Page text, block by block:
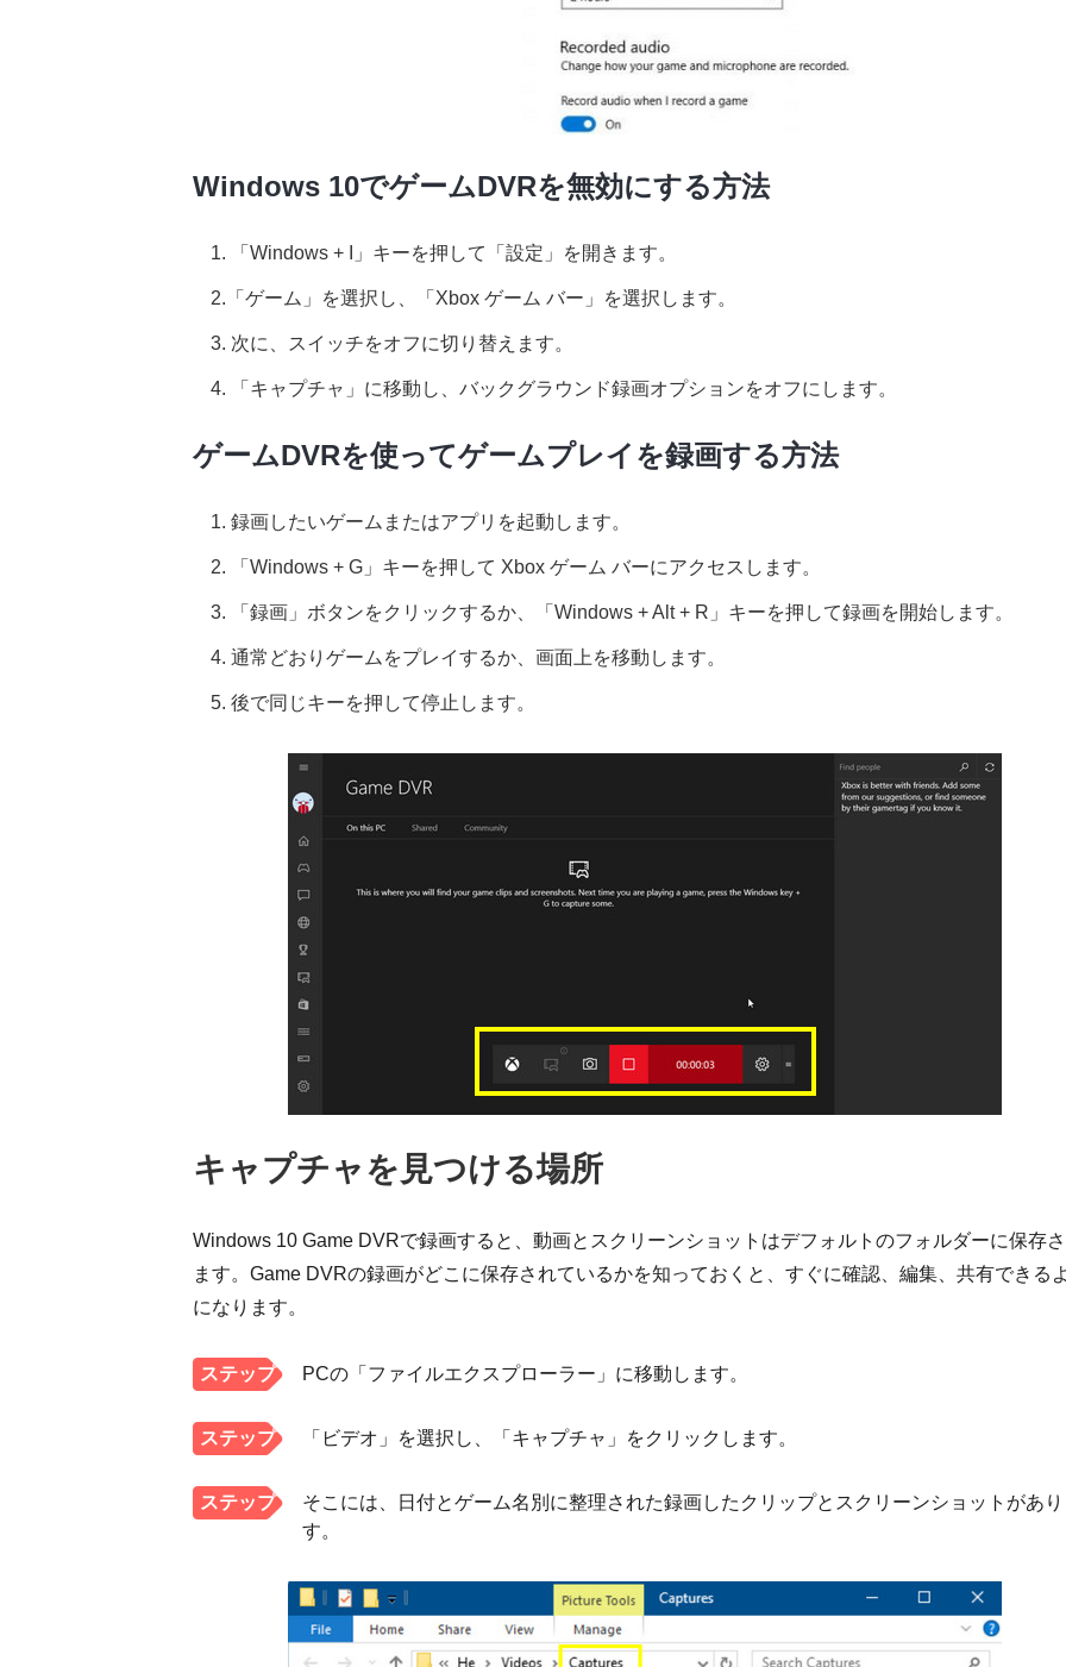
Windows 10でゲームDVRを無効にする方法
1. 「Windows + I」キーを押して「設定」を開きます。
2.「ゲーム」を選択し、「Xbox ゲーム バー」を選択します。
3. 次に、スイッチをオフに切り替えます。
4. 「キャプチャ」に移動し、バックグラウンド録画オプションをオフにします。
ゲームDVRを使ってゲームプレイを録画する方法
1. 録画したいゲームまたはアプリを起動します。
2. 「Windows + G」キーを押して Xbox ゲーム バーにアクセスします。
3. 「録画」ボタンをクリックするか、「Windows + Alt + R」キーを押して録画を開始します。
4. 通常どおりゲームをプレイするか、画面上を移動します。
5. 後で同じキーを押して停止します。
キャプチャを見つける場所
Windows 10 Game DVRで録画すると、動画とスクリーンショットはデフォルトのフォルダーに保存
ます。Game DVRの録画がどこに保存されているかを知っておくと、すぐに確認、編集、共有できる
になります。
ステップ
PCの「ファイルエクスプローラー」に移動します。
ステップ
「ビデオ」を選択し、「キャプチャ」をクリックします。
ステップ
そこには、日付とゲーム名別に整理された録画したクリップとスクリーンショットがあり
す。